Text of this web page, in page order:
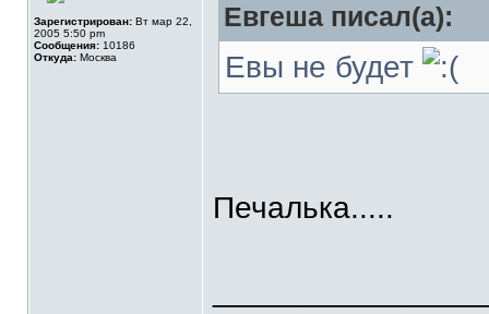
Зарегистрирован: Вт мар 22,
2005 5:50 pm
Сообщения: 10186
Откуда: Москва
Евгеша писал(а):
Евы не будет
Печалька.....